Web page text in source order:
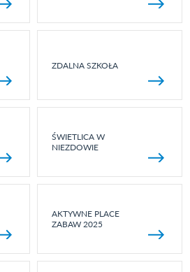
ZDALNA SZKOŁA
ŚWIETLICA W
NIEZDOWIE
AKTYWNE PLACE
ZABAW 2025